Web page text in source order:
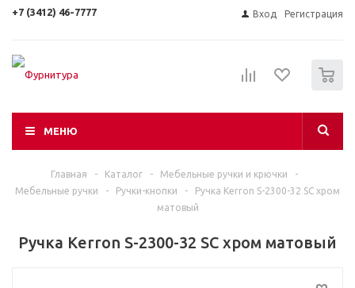
+7 (3412) 46-7777 Вход Регистрация
МЕНЮ
Главная - Каталог - Мебельные ручки и крючки
-
Мебельные ручки
- Ручки-кнопки -
Ручка Kerron S-2300-32 SC хром
матовый
Ручка Kerron S-2300-32 SC хром матовый